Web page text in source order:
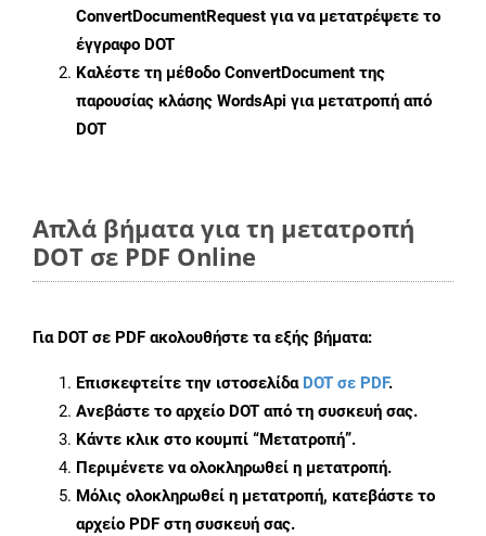
ConvertDocumentRequest για να μετατρέψετε το
έγγραφο DOT
Καλέστε τη μέθοδο ConvertDocument της
παρουσίας κλάσης WordsApi για μετατροπή από
DOT
Απλά βήματα για τη μετατροπή
DOT σε PDF Online
Για DOT σε PDF ακολουθήστε τα εξής βήματα:
Επισκεφτείτε την ιστοσελίδα DOT σε PDF.
Ανεβάστε το αρχείο DOT από τη συσκευή σας.
Κάντε κλικ στο κουμπί “Μετατροπή”.
Περιμένετε να ολοκληρωθεί η μετατροπή.
Μόλις ολοκληρωθεί η μετατροπή, κατεβάστε το
αρχείο PDF στη συσκευή σας.